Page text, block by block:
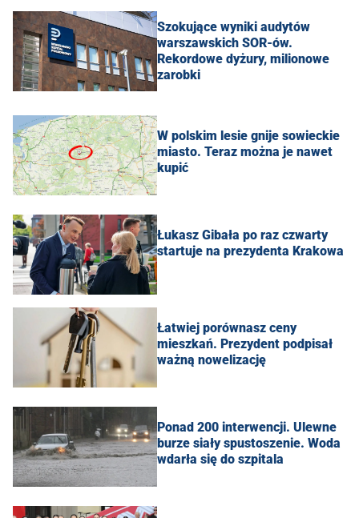
Szokujące wyniki audytów
warszawskich SOR-ów.
Rekordowe dyżury, milionowe
zarobki
W polskim lesie gnije sowieckie
miasto. Teraz można je nawet
kupić
Łukasz Gibała po raz czwarty
startuje na prezydenta Krakowa
Łatwiej porównasz ceny
mieszkań. Prezydent podpisał
ważną nowelizację
Ponad 200 interwencji. Ulewne
burze siały spustoszenie. Woda
wdarła się do szpitala